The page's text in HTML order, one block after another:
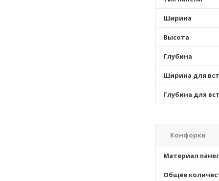
Ширина
Высота
Глубина
Ширина для
Глубина для
Конфорки
Материал
Общее